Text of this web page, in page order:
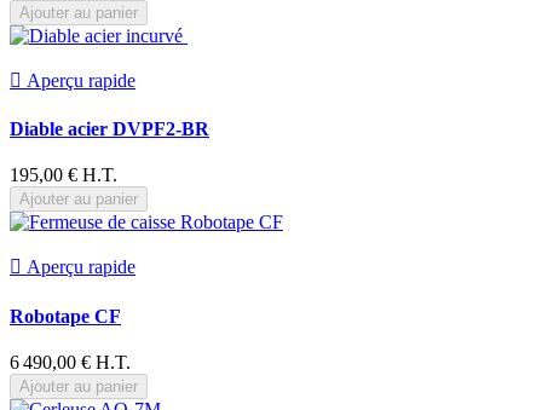
Ajouter au panier
 Aperçu rapide
Diable acier DVPF2-BR
195,00 € H.T.
Ajouter au panier
 Aperçu rapide
Robotape CF
6 490,00 € H.T.
Ajouter au panier